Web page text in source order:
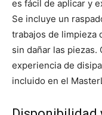
es fácil de aplicar y
Se incluye un
trabajos de limpieza
sin dañar las
experiencia de
incluido en el